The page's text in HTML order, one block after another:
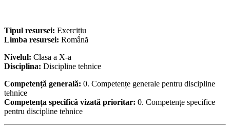
Tipul resursei: Exercițiu
Limba resursei: Română
Nivelul: Clasa a X-a
Disciplina: Discipline tehnice
Competență generală: 0. Competențe generale pentru discipline
tehnice
Competența specifică vizată prioritar: 0. Competențe specifice
pentru discipline tehnice